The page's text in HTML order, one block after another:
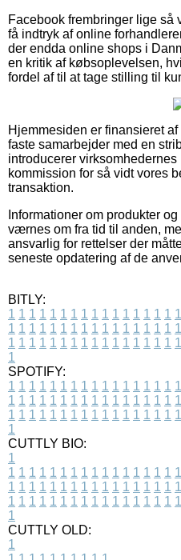
Facebook frembringer lige så
få indtryk af online
der endda online shops i
en kritik af købsoplevelsen,
fordel af til at tage stilling til
Hjemmesiden er finansieret
faste samarbejder med en
introducerer
kommission for så vidt vores
transaktion.
Informationer om produkter
værnes om fra tid til anden,
ansvarlig for rettelser der
seneste opdatering af de
BITLY:
1 1 1 1 1 1 1 1 1 1 1 1 1 1 1 1 1
1 1 1 1 1 1 1 1 1 1 1 1 1 1 1 1 1
1 1 1 1 1 1 1 1 1 1 1 1 1 1 1 1 1
1
SPOTIFY:
1 1 1 1 1 1 1 1 1 1 1 1 1 1 1 1 1
1 1 1 1 1 1 1 1 1 1 1 1 1 1 1 1 1
1 1 1 1 1 1 1 1 1 1 1 1 1 1 1 1 1
1
CUTTLY BIO:
1
1 1 1 1 1 1 1 1 1 1 1 1 1 1 1 1 1
1 1 1 1 1 1 1 1 1 1 1 1 1 1 1 1 1
1 1 1 1 1 1 1 1 1 1 1 1 1 1 1 1 1
1
CUTTLY OLD:
1